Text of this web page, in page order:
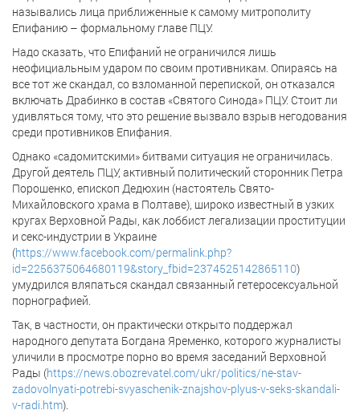
назывались лица приближенные к самому митрополиту
Епифанию – формальному главе ПЦУ.
Надо сказать, что Епифаний не ограничился лишь
неофициальным ударом по своим противникам. Опираясь на
все тот же скандал, со взломанной перепиской, он отказался
включать Драбинко в состав «Святого Синода» ПЦУ. Стоит ли
удивляться тому, что это решение вызвало взрыв негодования
среди противников Епифания.
Однако «садомитскими» битвами ситуация не ограничилась.
Другой деятель ПЦУ, активный политический сторонник Петра
Порошенко, епископ Дедюхин (настоятель Свято-
Михайловского храма в Полтаве), широко известный в узких
кругах Верховной Рады, как лоббист легализации проституции
и секс-индустрии в Украине
(https://www.facebook.com/permalink.php?
id=2256375064680119&story_fbid=2374525142865110)
умудрился вляпаться скандал связанный гетеросексуальной
порнографией.
Так, в частности, он практически открыто поддержал
народного депутата Богдана Яременко, которого журналисты
уличили в просмотре порно во время заседаний Верховной
Рады (https://news.obozrevatel.com/ukr/politics/ne-stav-
zadovolnyati-potrebi-svyaschenik-znajshov-plyus-v-seks-skandali-
v-radi.htm).